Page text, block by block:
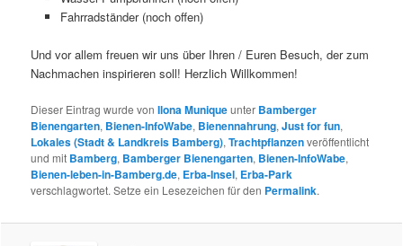
Fahrradständer (noch offen)
Und vor allem freuen wir uns über Ihren / Euren Besuch, der zum
Nachmachen inspirieren soll! Herzlich Willkommen!
Dieser Eintrag wurde vonIlona Muniqueunter Bamberger
Bienengarten, Bienen-InfoWabe, Bienennahrung,Just for fun,
Lokales (Stadt & Landkreis Bamberg),Trachtpflanzenveröffentlicht
und mit Bamberg, Bamberger Bienengarten, Bienen-InfoWabe,
Bienen-leben-in-Bamberg.de, Erba-Insel, Erba-Park
verschlagwortet. Setze ein Lesezeichen für den Permalink.